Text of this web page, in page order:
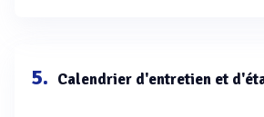
5. Calendrier d'entretien et